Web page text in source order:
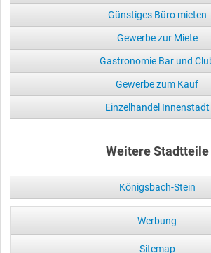
Günstiges Büro mieten
Gewerbe zur Miete
Gastronomie Bar und
Gewerbe zum Kauf
Einzelhandel Innenstadt
Weitere Stadtteile
Königsbach-Stein
Werbung
Sitemap